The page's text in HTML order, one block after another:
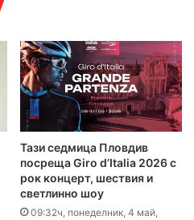
Тази седмица Пловдив
посреща Giro d’Italia 2026 с
рок концерт, шествия и
светлинно шоу
09:32ч, понеделник, 4 май,